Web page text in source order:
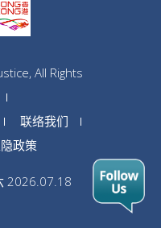
All Rights
联络我们
政策
2026.07.18